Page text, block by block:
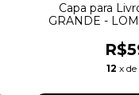
Capa para
GRANDE -
12 x de